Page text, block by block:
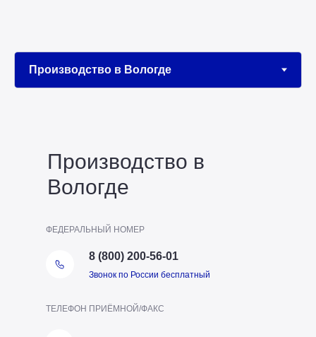
Производство в
Вологде
ТЕЛЕФОН ПРИЁМНОЙ/ФАКС
ФЕДЕРАЛЬНЫЙ НОМЕР
8 (800) 200-56-01
Звонок по России бесплатный